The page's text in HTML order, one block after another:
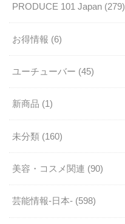
PRODUCE 101 Japan (279)
お得情報 (6)
ユーチューバー (45)
新商品 (1)
未分類 (160)
美容・コスメ関連 (90)
芸能情報-日本- (598)